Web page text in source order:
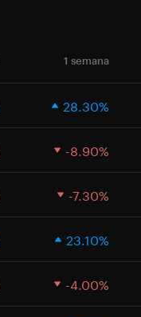
1 semana
28.30%
-8.90%
-7.30%
23.10%
-4.00%